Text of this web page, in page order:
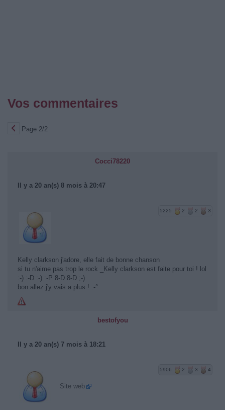
Vos commentaires
Page 2/2
Cocci78220
Il y a 20 an(s) 8 mois à 20:47
5225 2 2 3
Kelly clarkson j'adore, elle fait de bonne chanson
si tu n'aime pas trop le rock _Kelly clarkson est faite pour toi ! lol
:-) :-D :-) :-P 8-D 8-D ;-)
bon allez j'y vais a plus ! :-°
bestofyou
Il y a 20 an(s) 7 mois à 18:21
5906 2 3 4
Site web